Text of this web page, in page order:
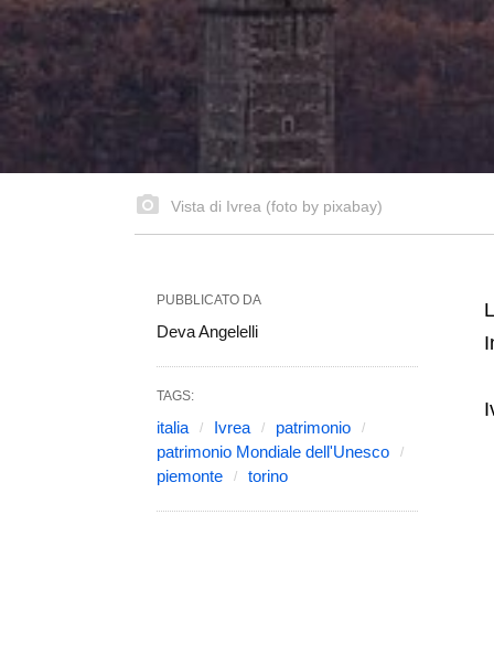
Vista di Ivrea (foto by pixabay)
PUBBLICATO DA
Deva Angelelli
TAGS:
italia Ivrea
patrimonio
patrimonio Mondiale dell'Unesco
piemonte
torino